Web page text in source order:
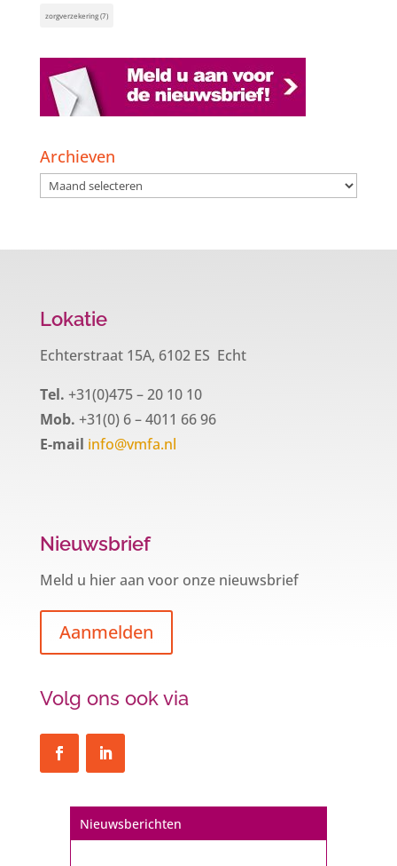
zorgverzekering(7)
Archieven
Archieven
Lokatie
Echterstraat 15A, 6102 ES Echt
Tel. +31(0)475 – 20 10 10
Mob. +31(0) 6 – 4011 66 96
E-mail info@vmfa.nl
Nieuwsbrief
Meld u hier aan voor onze nieuwsbrief
Aanmelden
Volg ons ook via
Nieuwsberichten